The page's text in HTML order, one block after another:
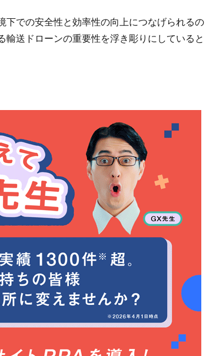
での安全性と効率性の向上につなげられるの
送ドローンの重要性を浮き彫りにしていると